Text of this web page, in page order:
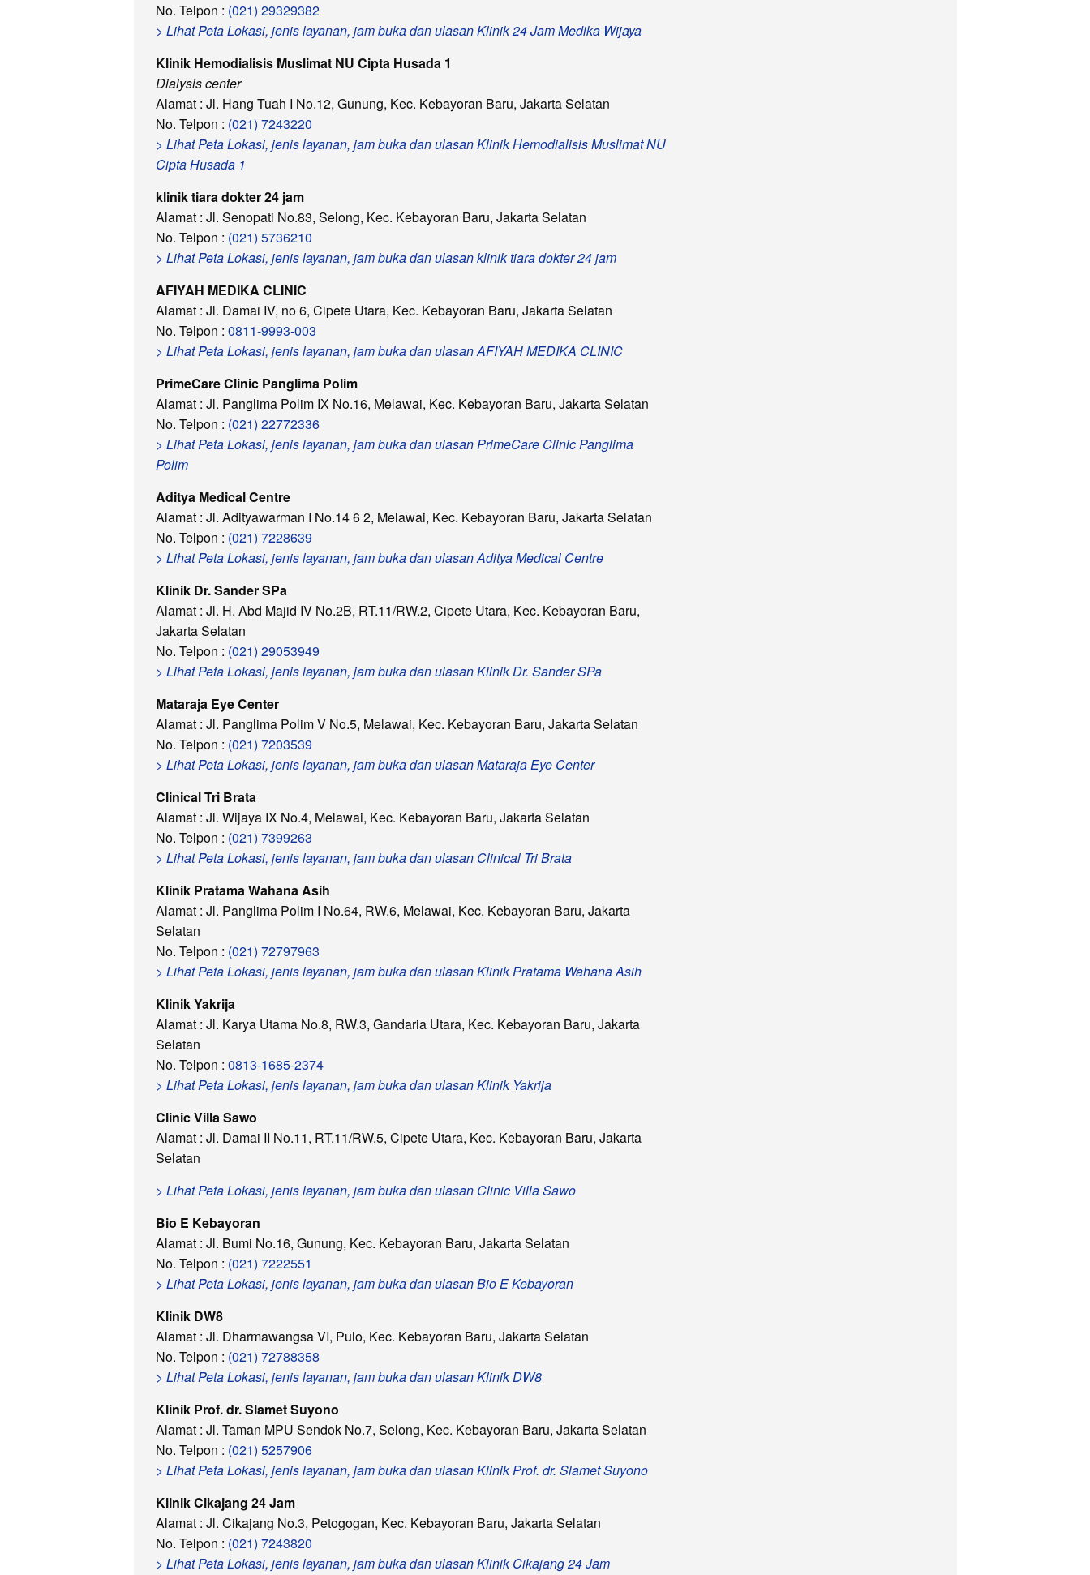
No. Telpon : (021) 29329382
> Lihat Peta Lokasi, jenis layanan, jam buka dan ulasan Klinik 24 Jam Medika Wijaya
Klinik Hemodialisis Muslimat NU Cipta Husada 1
Dialysis center
Alamat : Jl. Hang Tuah I No.12, Gunung, Kec. Kebayoran Baru, Jakarta Selatan
No. Telpon : (021) 7243220
> Lihat Peta Lokasi, jenis layanan, jam buka dan ulasan Klinik Hemodialisis Muslimat NU
Cipta Husada 1
klinik tiara dokter 24 jam
Alamat : Jl. Senopati No.83, Selong, Kec. Kebayoran Baru, Jakarta Selatan
No. Telpon : (021) 5736210
> Lihat Peta Lokasi, jenis layanan, jam buka dan ulasan klinik tiara dokter 24 jam
AFIYAH MEDIKA CLINIC
Alamat : Jl. Damai IV, no 6, Cipete Utara, Kec. Kebayoran Baru, Jakarta Selatan
No. Telpon : 0811-9993-003
> Lihat Peta Lokasi, jenis layanan, jam buka dan ulasan AFIYAH MEDIKA CLINIC
PrimeCare Clinic Panglima Polim
Alamat : Jl. Panglima Polim IX No.16, Melawai, Kec. Kebayoran Baru, Jakarta Selatan
No. Telpon : (021) 22772336
> Lihat Peta Lokasi, jenis layanan, jam buka dan ulasan PrimeCare Clinic Panglima
Polim
Aditya Medical Centre
Alamat : Jl. Adityawarman I No.14 6 2, Melawai, Kec. Kebayoran Baru, Jakarta Selatan
No. Telpon : (021) 7228639
> Lihat Peta Lokasi, jenis layanan, jam buka dan ulasan Aditya Medical Centre
Klinik Dr. Sander SPa
Alamat : Jl. H. Abd Majid IV No.2B, RT.11/RW.2, Cipete Utara, Kec. Kebayoran Baru,
Jakarta Selatan
No. Telpon : (021) 29053949
> Lihat Peta Lokasi, jenis layanan, jam buka dan ulasan Klinik Dr. Sander SPa
Mataraja Eye Center
Alamat : Jl. Panglima Polim V No.5, Melawai, Kec. Kebayoran Baru, Jakarta Selatan
No. Telpon : (021) 7203539
> Lihat Peta Lokasi, jenis layanan, jam buka dan ulasan Mataraja Eye Center
Clinical Tri Brata
Alamat : Jl. Wijaya IX No.4, Melawai, Kec. Kebayoran Baru, Jakarta Selatan
No. Telpon : (021) 7399263
> Lihat Peta Lokasi, jenis layanan, jam buka dan ulasan Clinical Tri Brata
Klinik Pratama Wahana Asih
Alamat : Jl. Panglima Polim I No.64, RW.6, Melawai, Kec. Kebayoran Baru, Jakarta
Selatan
No. Telpon : (021) 72797963
> Lihat Peta Lokasi, jenis layanan, jam buka dan ulasan Klinik Pratama Wahana Asih
Klinik Yakrija
Alamat : Jl. Karya Utama No.8, RW.3, Gandaria Utara, Kec. Kebayoran Baru, Jakarta
Selatan
No. Telpon : 0813-1685-2374
> Lihat Peta Lokasi, jenis layanan, jam buka dan ulasan Klinik Yakrija
Clinic Villa Sawo
Alamat : Jl. Damai II No.11, RT.11/RW.5, Cipete Utara, Kec. Kebayoran Baru, Jakarta
Selatan
> Lihat Peta Lokasi, jenis layanan, jam buka dan ulasan Clinic Villa Sawo
Bio E Kebayoran
Alamat : Jl. Bumi No.16, Gunung, Kec. Kebayoran Baru, Jakarta Selatan
No. Telpon : (021) 7222551
> Lihat Peta Lokasi, jenis layanan, jam buka dan ulasan Bio E Kebayoran
Klinik DW8
Alamat : Jl. Dharmawangsa VI, Pulo, Kec. Kebayoran Baru, Jakarta Selatan
No. Telpon : (021) 72788358
> Lihat Peta Lokasi, jenis layanan, jam buka dan ulasan Klinik DW8
Klinik Prof. dr. Slamet Suyono
Alamat : Jl. Taman MPU Sendok No.7, Selong, Kec. Kebayoran Baru, Jakarta Selatan
No. Telpon : (021) 5257906
> Lihat Peta Lokasi, jenis layanan, jam buka dan ulasan Klinik Prof. dr. Slamet Suyono
Klinik Cikajang 24 Jam
Alamat : Jl. Cikajang No.3, Petogogan, Kec. Kebayoran Baru, Jakarta Selatan
No. Telpon : (021) 7243820
> Lihat Peta Lokasi, jenis layanan, jam buka dan ulasan Klinik Cikajang 24 Jam